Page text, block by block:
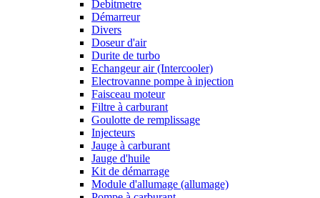
Debitmetre
Démarreur
Divers
Doseur d'air
Durite de turbo
Echangeur air (Intercooler)
Electrovanne pompe à injection
Faisceau moteur
Filtre à carburant
Goulotte de remplissage
Injecteurs
Jauge à carburant
Jauge d'huile
Kit de démarrage
Module d'allumage (allumage)